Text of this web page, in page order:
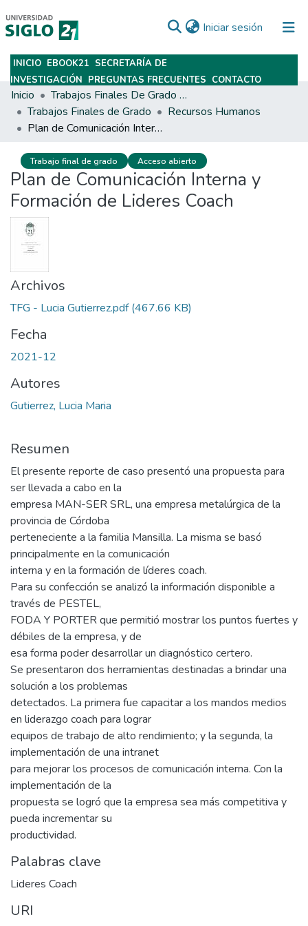
Iniciar sesión (current)
Subir
INICIO EBOOK21 SECRETARÍA DE
INVESTIGACIÓN PREGUNTAS FRECUENTES CONTACTO
Inicio
Trabajos Finales De Grado Y Posgrado
Trabajos Finales de Grado
Recursos Humanos
Plan de Comunicación Interna y Formación de Lideres Coach
Trabajo final de grado Acceso abierto
Plan de Comunicación Interna y
Formación de Lideres Coach
Archivos
TFG - Lucia Gutierrez.pdf(467.66 KB)
Fecha
2021-12
Autores
Gutierrez, Lucia Maria
Resumen
El presente reporte de caso presentó una propuesta para
ser llevada a cabo en la
empresa MAN-SER SRL, una empresa metalúrgica de la
provincia de Córdoba
perteneciente a la familia Mansilla. La misma se basó
principalmente en la comunicación
interna y en la formación de líderes coach.
Para su confección se analizó la información disponible a
través de PESTEL,
FODA Y PORTER que permitió mostrar los puntos fuertes y
débiles de la empresa, y de
esa forma poder desarrollar un diagnóstico certero.
Se presentaron dos herramientas destinadas a brindar una
solución a los problemas
detectados. La primera fue capacitar a los mandos medios
en liderazgo coach para lograr
equipos de trabajo de alto rendimiento; y la segunda, la
implementación de una intranet
para mejorar los procesos de comunicación interna. Con la
implementación de la
propuesta se logró que la empresa sea más competitiva y
pueda incrementar su
productividad.
Palabras clave
Lideres Coach
URI